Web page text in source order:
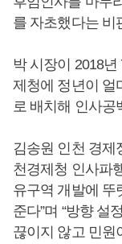
를 자초했다는 비
박 시장이 2018
제청에 정년이 얼
로 배치해 인사공
김송원 인천 경제
천경제청 인사파
유구역 개발에 뚜
준다”며 “방향 설
끊이지 않고 민원